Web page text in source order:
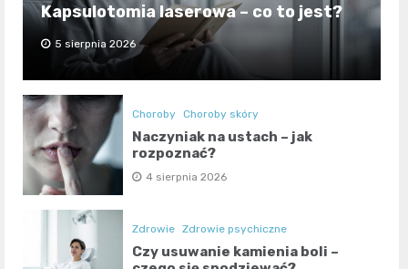
Kapsulotomia laserowa – co to jest?
5 sierpnia 2026
Choroby Choroby skóry
Naczyniak na ustach – jak
rozpoznać?
4 sierpnia 2026
Zdrowie Zdrowie psychiczne
Czy usuwanie kamienia boli –